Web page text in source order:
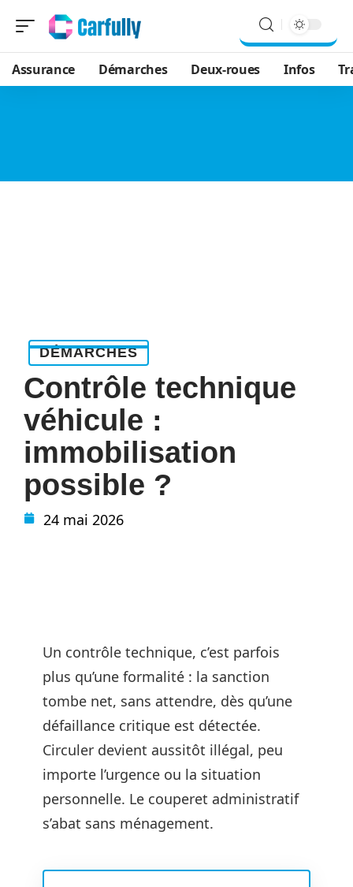
Assurance Démarches Deux-roues Infos
DÉMARCHES
Contrôle technique
véhicule :
immobilisation
possible ?
24 mai 2026
Un contrôle technique, c’est parfois
plus qu’une formalité : la sanction
tombe net, sans attendre, dès qu’une
défaillance critique est détectée.
Circuler devient aussitôt illégal, peu
importe l’urgence ou la situation
personnelle. Le couperet administratif
s’abat sans ménagement.